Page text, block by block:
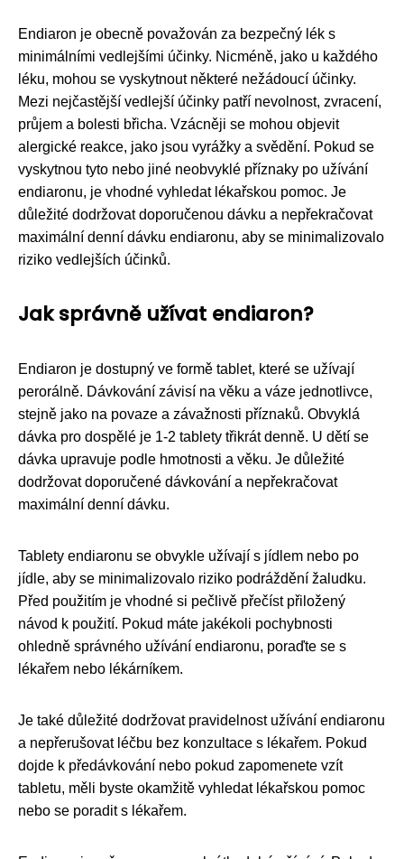
Endiaron je obecně považován za bezpečný lék s
minimálními vedlejšími účinky. Nicméně, jako u každého
léku, mohou se vyskytnout některé nežádoucí účinky.
Mezi nejčastější vedlejší účinky patří nevolnost, zvracení,
průjem a bolesti břicha. Vzácněji se mohou objevit
alergické reakce, jako jsou vyrážky a svědění. Pokud se
vyskytnou tyto nebo jiné neobvyklé příznaky po užívání
endiaronu, je vhodné vyhledat lékařskou pomoc. Je
důležité dodržovat doporučenou dávku a nepřekračovat
maximální denní dávku endiaronu, aby se minimalizovalo
riziko vedlejších účinků.
Jak správně užívat endiaron?
Endiaron je dostupný ve formě tablet, které se užívají
perorálně. Dávkování závisí na věku a váze jednotlivce,
stejně jako na povaze a závažnosti příznaků. Obvyklá
dávka pro dospělé je 1-2 tablety třikrát denně. U dětí se
dávka upravuje podle hmotnosti a věku. Je důležité
dodržovat doporučené dávkování a nepřekračovat
maximální denní dávku.
Tablety endiaronu se obvykle užívají s jídlem nebo po
jídle, aby se minimalizovalo riziko podráždění žaludku.
Před použitím je vhodné si pečlivě přečíst přiložený
návod k použití. Pokud máte jakékoli pochybnosti
ohledně správného užívání endiaronu, poraďte se s
lékařem nebo lékárníkem.
Je také důležité dodržovat pravidelnost užívání endiaronu
a nepřerušovat léčbu bez konzultace s lékařem. Pokud
dojde k předávkování nebo pokud zapomenete vzít
tabletu, měli byste okamžitě vyhledat lékařskou pomoc
nebo se poradit s lékařem.